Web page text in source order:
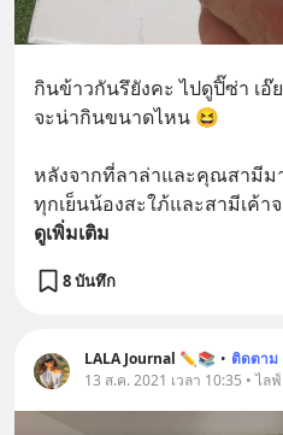
กินข้าวกันรึยังคะ ไปดูปิ๊ซ่า เอ๊
จะน่ากินขนาดไหน 😆
หลังจากที่ลาล่าและคุณสามีม
ทุกเย็นน้องสะใภ้และสามีเค้า
ดูเพิ่มเติม
8 บันทึก
LALA Journal ✏️📚 • ติดตาม
13 ส.ค. 2021 เวลา 10:35 • ไล